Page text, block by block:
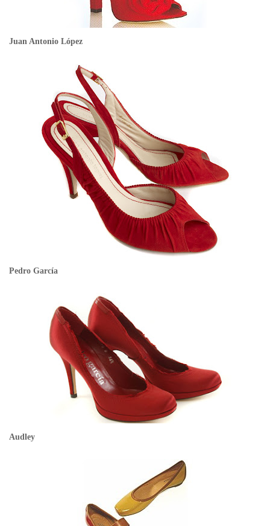
Juan Antonio López
Pedro García
Audley